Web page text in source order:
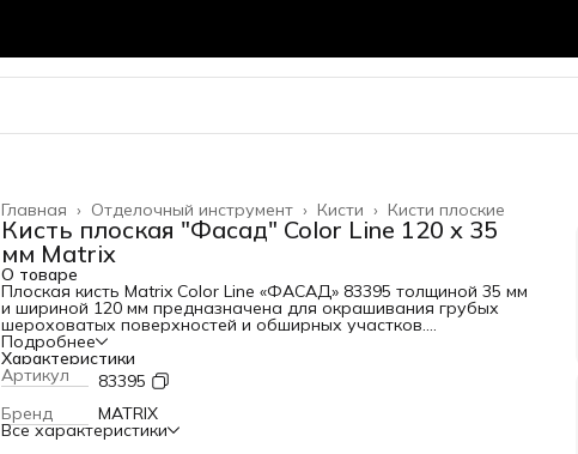
Кисти плоские
Кисти ›
Отделочный инструмент ›
Главная ›
Кисть плоская "Фасад" Color Line 120 х 35
мм Matrix
О товаре
Плоская кисть Matrix Color Line «ФАСАД» 83395 толщиной 35 мм
и шириной 120 мм предназначена для окрашивания грубых
шероховатых поверхностей и обширных участков.
Используется при проведении фасадных работ. Рабочая
часть изготовлена из высококачественной натуральной
щетины (показатель ТОПС не ниже 70%) с расщепленными
кончиками, которая набирает и удерживает большой объем
краски, — это обеспечивает высокую производительность
кисти. Щетина устойчива к воздействию агрессивных сред,
поэтому может использоваться с лакокрасочными
Подробнее
Характеристики
Артикул
83395
Бренд
MATRIX
Все характеристики